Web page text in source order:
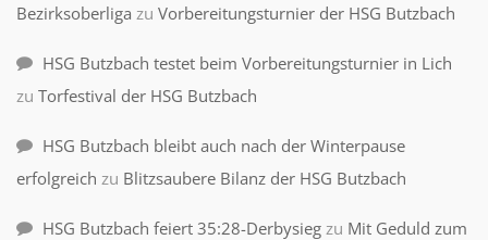
Bezirksoberliga zu Vorbereitungsturnier der HSG Butzbach
HSG Butzbach testet beim Vorbereitungsturnier in Lich
zu Torfestival der HSG Butzbach
HSG Butzbach bleibt auch nach der Winterpause
erfolgreich zu Blitzsaubere Bilanz der HSG Butzbach
HSG Butzbach feiert 35:28-Derbysieg zu Mit Geduld zum